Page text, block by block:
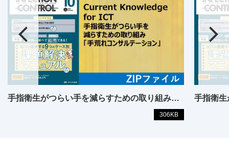
手指衛生がつらい手を減らすための取り組み「手荒れコンサルテーション」
306KB